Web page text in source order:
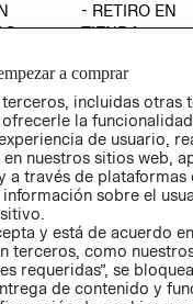
- RETIRO EN
TIENDA
CONDICIONES
AVISO DE
PRIVACIDAD
GIFT CARD
AVISO DE
a comprar
incluidas otras
la
de usuario,
nuestros sitios web,
a través de plataformas
sobre el
y está de acuerdo
terceros, como
requeridas”, se
de contenido y